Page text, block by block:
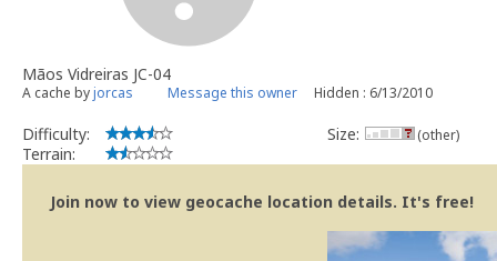
Mãos Vidreiras JC-04
A cache byjorcas Message this owner Hidden : 6/13/2010
Difficulty:
Terrain:
Size: (other)
Join now to view geocache location details. It's free!